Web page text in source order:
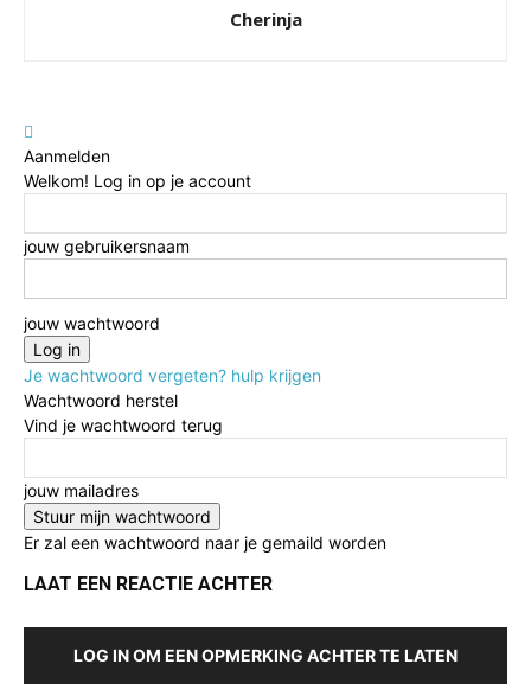
Cherinja
Aanmelden
Welkom! Log in op je account
jouw gebruikersnaam
jouw wachtwoord
Je wachtwoord vergeten? hulp krijgen
Wachtwoord herstel
Vind je wachtwoord terug
jouw mailadres
Er zal een wachtwoord naar je gemaild worden
LAAT EEN REACTIE ACHTER
LOG IN OM EEN OPMERKING ACHTER TE LATEN